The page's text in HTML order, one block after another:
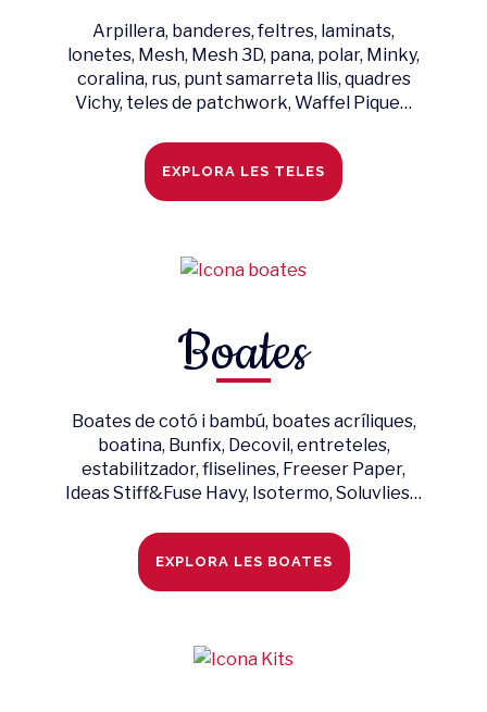
Arpillera, banderes, feltres, laminats,
lonetes, Mesh, Mesh 3D, pana, polar, Minky,
coralina, rus, punt samarreta llis, quadres
Vichy, teles de patchwork, Waffel Pique…
EXPLORA LES TELES
Boates
Boates de cotó i bambú, boates acríliques,
boatina, Bunfix, Decovil, entreteles,
estabilitzador, fliselines, Freeser Paper,
Ideas Stiff&Fuse Havy, Isotermo, Soluvlies…
EXPLORA LES BOATES